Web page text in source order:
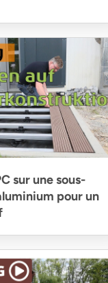
sur une sous-
pour un